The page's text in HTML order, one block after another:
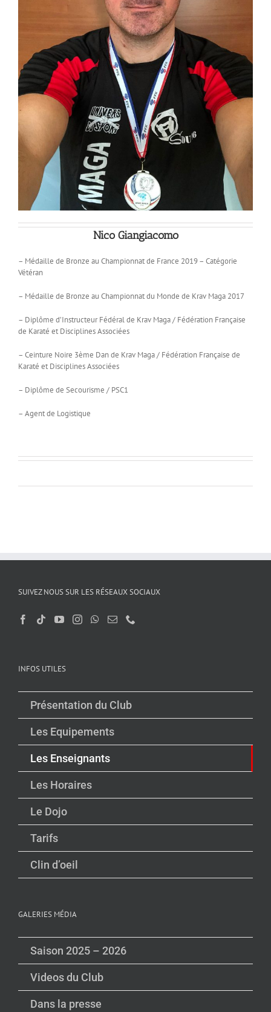
Nico Giangiacomo
– Médaille de Bronze au Championnat de France 2019 – Catégorie
Vétéran
– Médaille de Bronze au Championnat du Monde de Krav Maga 2017
– Diplôme d’Instructeur Fédéral de Krav Maga / Fédération Française
de Karaté et Disciplines Associées
– Ceinture Noire 3ème Dan de Krav Maga / Fédération Française de
Karaté et Disciplines Associées
– Diplôme de Secourisme / PSC1
– Agent de Logistique
SUIVEZ NOUS SUR LES RÉSEAUX SOCIAUX
INFOS UTILES
Présentation du Club
Les Equipements
Les Enseignants
Les Horaires
Le Dojo
Tarifs
Clin d’oeil
GALERIES MÉDIA
Saison 2025 – 2026
Videos du Club
Dans la presse